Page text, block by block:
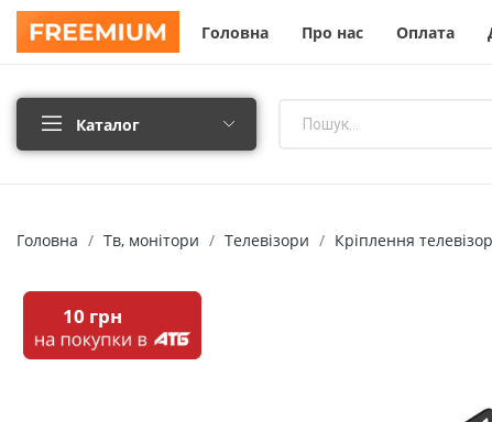
Головна Про нас Оплата
Каталог
Головна Тв, монітори Телевізори Кріплення
10 грн